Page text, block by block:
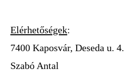
Elérhetőségek:
7400 Kaposvár, Deseda u. 4.
Szabó Antal